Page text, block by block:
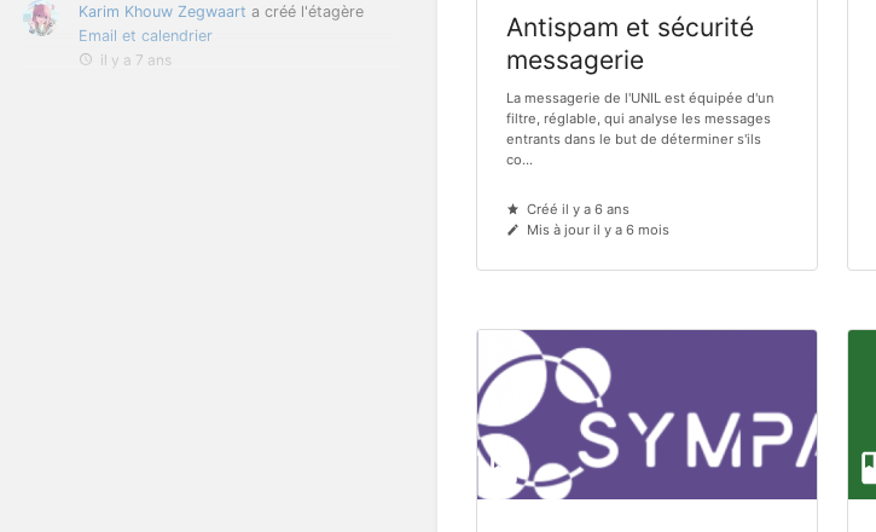
Karim Khouw Zegwaart a créé l'étagère
Email et calendrier
il y a 7 ans
Antispam et sécurité
messagerie
La messagerie de l'UNIL est équipée d'un
filtre, réglable, qui analyse les messages
entrants dans le but de déterminer s'ils
co...
Créé il y a 6 ans
Mis à jour il y a 6 mois